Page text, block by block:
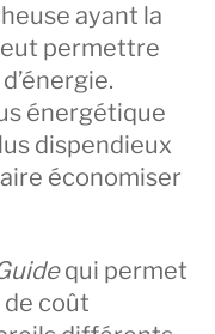
ayant la
permettre
énergétique
dispendieux
économiser
qui permet
de coût